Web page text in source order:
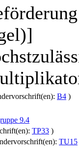
B4 )
9.4
TP33 )
TU15